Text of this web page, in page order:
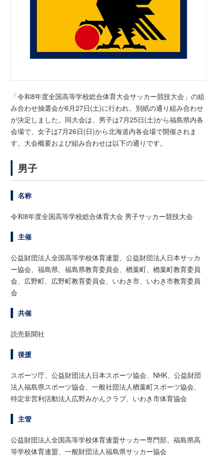
「令和8年度全国高等学校総合体育大会サッカー競技大会」の組
み合わせ抽選会が6月27日(土)に行われ、別紙の通り組み合わせ
が決定しました。同大会は、男子は7月25日(土)から福島県内各
会場で、女子は7月26日(日)から北海道内各会場で開催されま
す。大会概要および組み合わせは以下の通りです。
男子
名称
令和8年度全国高等学校総合体育大会 男子サッカー競技大会
主催
公益財団法人全国高等学校体育連盟、公益財団法人日本サッカ
ー協会、福島県、福島県教育委員会、楢葉町、楢葉町教育委員
会、広野町、広野町教育委員会、いわき市、いわき市教育委員
会
共催
読売新聞社
後援
スポーツ庁、公益財団法人日本スポーツ協会、NHK、公益財団
法人福島県スポーツ協会、一般社団法人楢葉町スポーツ協会、
特定非営利活動法人広野みかんクラブ、いわき市体育協会
主管
公益財団法人全国高等学校体育連盟サッカー専門部、福島県高
等学校体育連盟、一般財団法人福島県サッカー協会